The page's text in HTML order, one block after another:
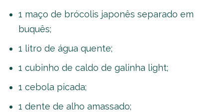
1 maço de brócolis japonês separado em
buquês;
1 litro de água quente;
1 cubinho de caldo de galinha light;
1 cebola picada;
1 dente de alho amassado;